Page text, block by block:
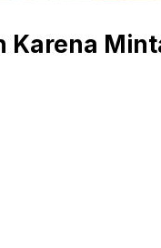
Karena